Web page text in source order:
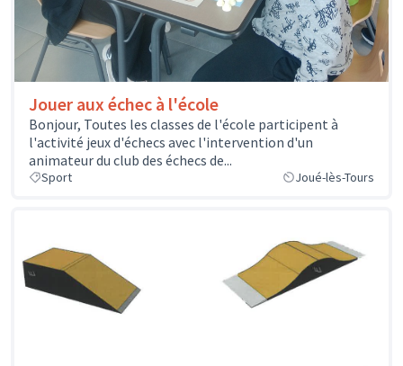
Jouer aux échec à l'école
Bonjour, Toutes les classes de l'école participent à
l'activité jeux d'échecs avec l'intervention d'un
animateur du club des échecs de...
Sport Joué-lès-Tours